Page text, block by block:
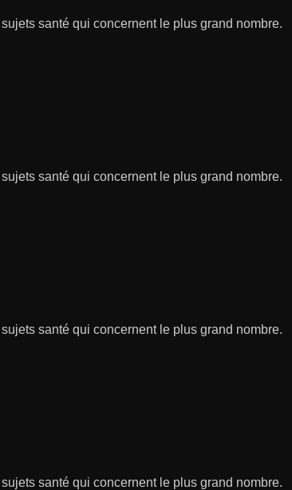
santé qui concernent le plus grand nombre.
santé qui concernent le plus grand nombre.
santé qui concernent le plus grand nombre.
santé qui concernent le plus grand nombre.